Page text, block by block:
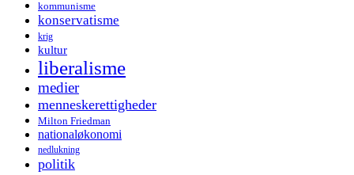
kommunisme
konservatisme
krig
kultur
liberalisme
medier
menneskerettigheder
Milton Friedman
nationaløkonomi
nedlukning
politik